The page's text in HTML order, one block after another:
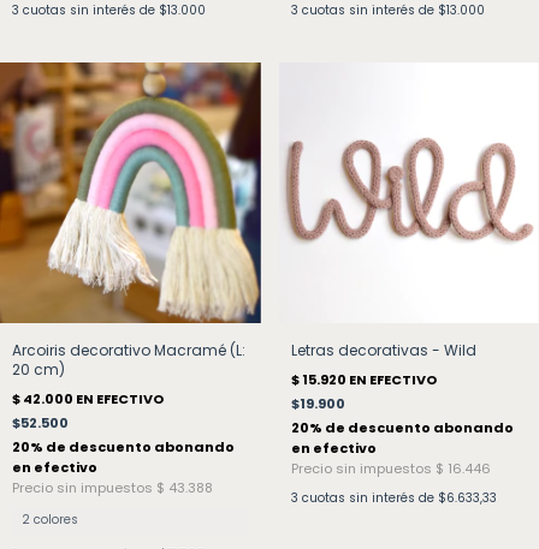
3 cuotas sin interés de $13.000 3 cuotas sin interés de $13.000
Arcoiris decorativo Macramé (L:
20 cm)
$52.500
2 colores
Letras decorativas - Wild
$19.900
3 cuotas sin interés de $6.633,33